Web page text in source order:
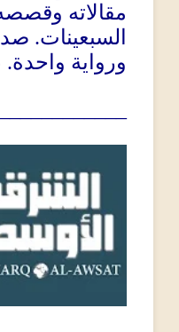
مقالاته
السبعينات.
ورواية واحدة.